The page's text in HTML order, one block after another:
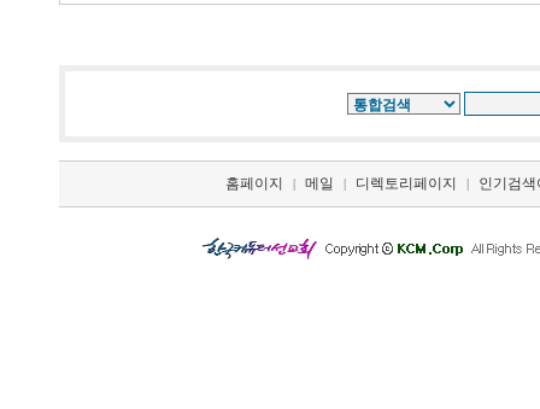
홈페이지 | 메일 | 디렉토리페이지 | 인기검색